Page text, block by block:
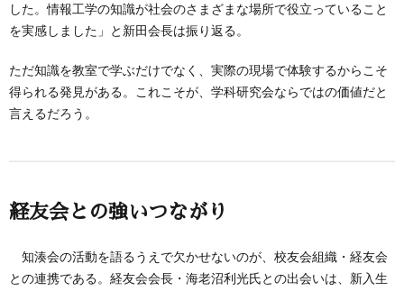
した。情報工学の知識が社会のさまざまな場所で役立っていること
を実感しました」と新田会長は振り返る。
ただ知識を教室で学ぶだけでなく、実際の現場で体験するからこそ
得られる発見がある。これこそが、学科研究会ならではの価値だと
言えるだろう。
経友会との強いつながり
知湊会の活動を語るうえで欠かせないのが、校友会組織・経友会
との連携である。経友会会長・海老沼利光氏との出会いは、新入生